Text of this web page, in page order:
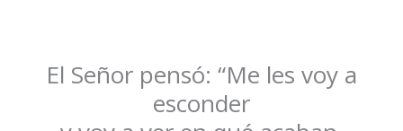
El Señor pensó: “Me les voy a
esconder